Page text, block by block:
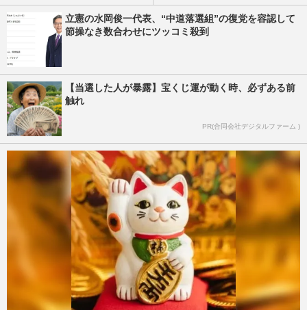
立憲の水岡俊一代表、“中道落選組”の復党を容認して
節操なき数合わせにツッコミ殺到
【当選した人が暴露】宝くじ運が動く時、必ずある前
触れ
PR(合同会社デジタルファーム )